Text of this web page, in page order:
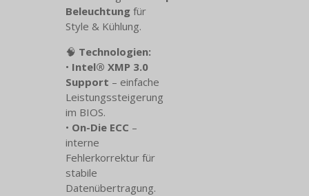
Beleuchtung für
Style & Kühlung.
🧠 Technologien:
• Intel® XMP 3.0
Support – einfache
Leistungssteigerung
im BIOS.
• On-Die ECC –
interne
Fehlerkorrektur für
stabile
Datenübertragung.